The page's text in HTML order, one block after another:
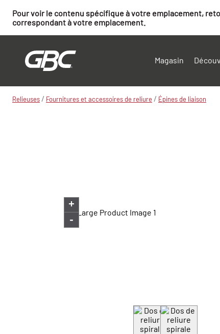
Pour voir le contenu spécifique à votre emplacement,
correspondant à votre emplacement.
Magasin
Relieuses / Fournitures et accessoires de reliure / Épines de liaison
+
-